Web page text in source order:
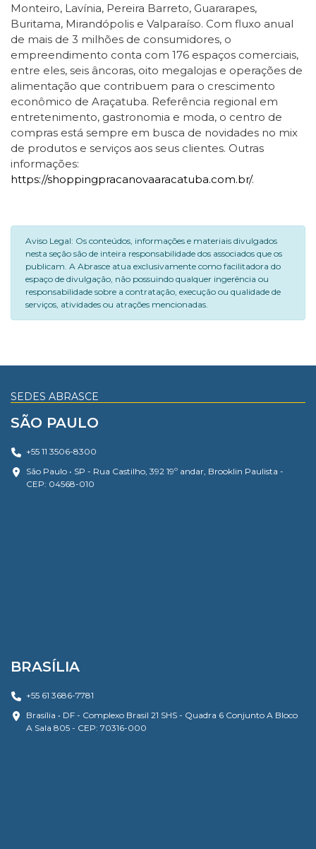
Monteiro, Lavínia, Pereira Barreto, Guararapes,
Buritama, Mirandópolis e Valparaíso. Com fluxo anual
de mais de 3 milhões de consumidores, o
empreendimento conta com 176 espaços comerciais,
entre eles, seis âncoras, oito megalojas e operações de
alimentação que contribuem para o crescimento
econômico de Araçatuba. Referência regional em
entretenimento, gastronomia e moda, o centro de
compras está sempre em busca de novidades no mix
de produtos e serviços aos seus clientes. Outras
informações:
https://shoppingpracanovaaracatuba.com.br/.
Aviso Legal: Os conteúdos, informações e materiais divulgados
nesta seção são de inteira responsabilidade dos associados que os
publicam. A Abrasce atua exclusivamente como facilitadora do
espaço de divulgação, não possuindo qualquer ingerência ou
responsabilidade sobre a contratação, execução ou qualidade de
serviços, atividades ou atrações mencionadas.
SEDES ABRASCE
SÃO PAULO
+55 11 3506-8300
São Paulo • SP - Rua Castilho, 392 19º andar, Brooklin Paulista -
CEP: 04568-010
BRASÍLIA
+55 61 3686-7781
Brasília • DF - Complexo Brasil 21 SHS - Quadra 6 Conjunto A Bloco
A Sala 805 - CEP: 70316-000